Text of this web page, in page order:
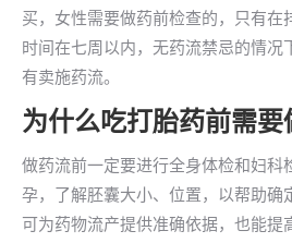
买，女性需要做药前检查的，只有在
时间在七周以内，无药流禁忌的情况
有卖施药流。
为什么吃打胎药前需要
做药流前一定要进行全身体检和妇科
孕，了解胚囊大小、位置，以帮助确
可为药物流产提供准确依据，也能提